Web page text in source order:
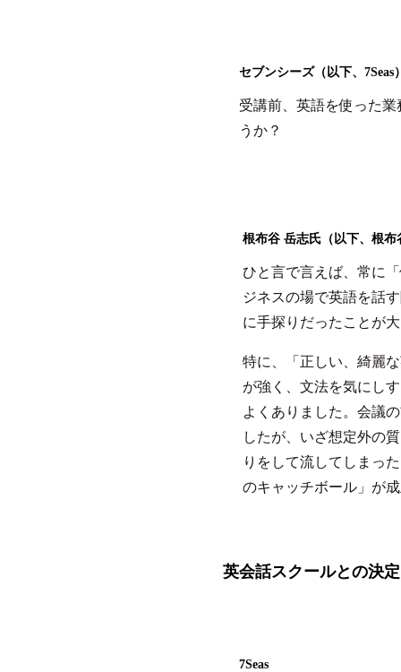
セブンシーズ（以下、7Seas
受講前、英語を使った
うか？
根布谷 岳志氏（以下、根布
ひと言で言えば、常に
ジネスの場で英語を話
に手探りだったことが
特に、「正しい、綺麗
が強く、文法を気にし
よくありました。会議
したが、いざ想定外の
りをして流してしまっ
のキャッチボール」が
英会話スクールとの決
7Seas